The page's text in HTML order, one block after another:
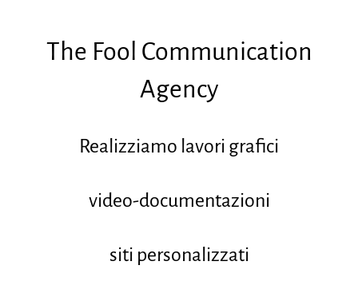
The Fool Communication
Agency
Realizziamo lavori grafici
video-documentazioni
siti personalizzati